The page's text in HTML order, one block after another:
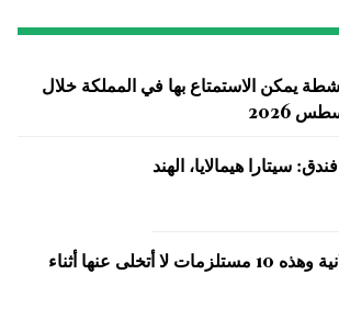
يمكن الاستمتاع بها في المملكة خلال
2026
سيتارا هيمالايا، الهند
أنا صيدلانية وهذه 10 مستلزمات لا أتخلى عنها أثناء